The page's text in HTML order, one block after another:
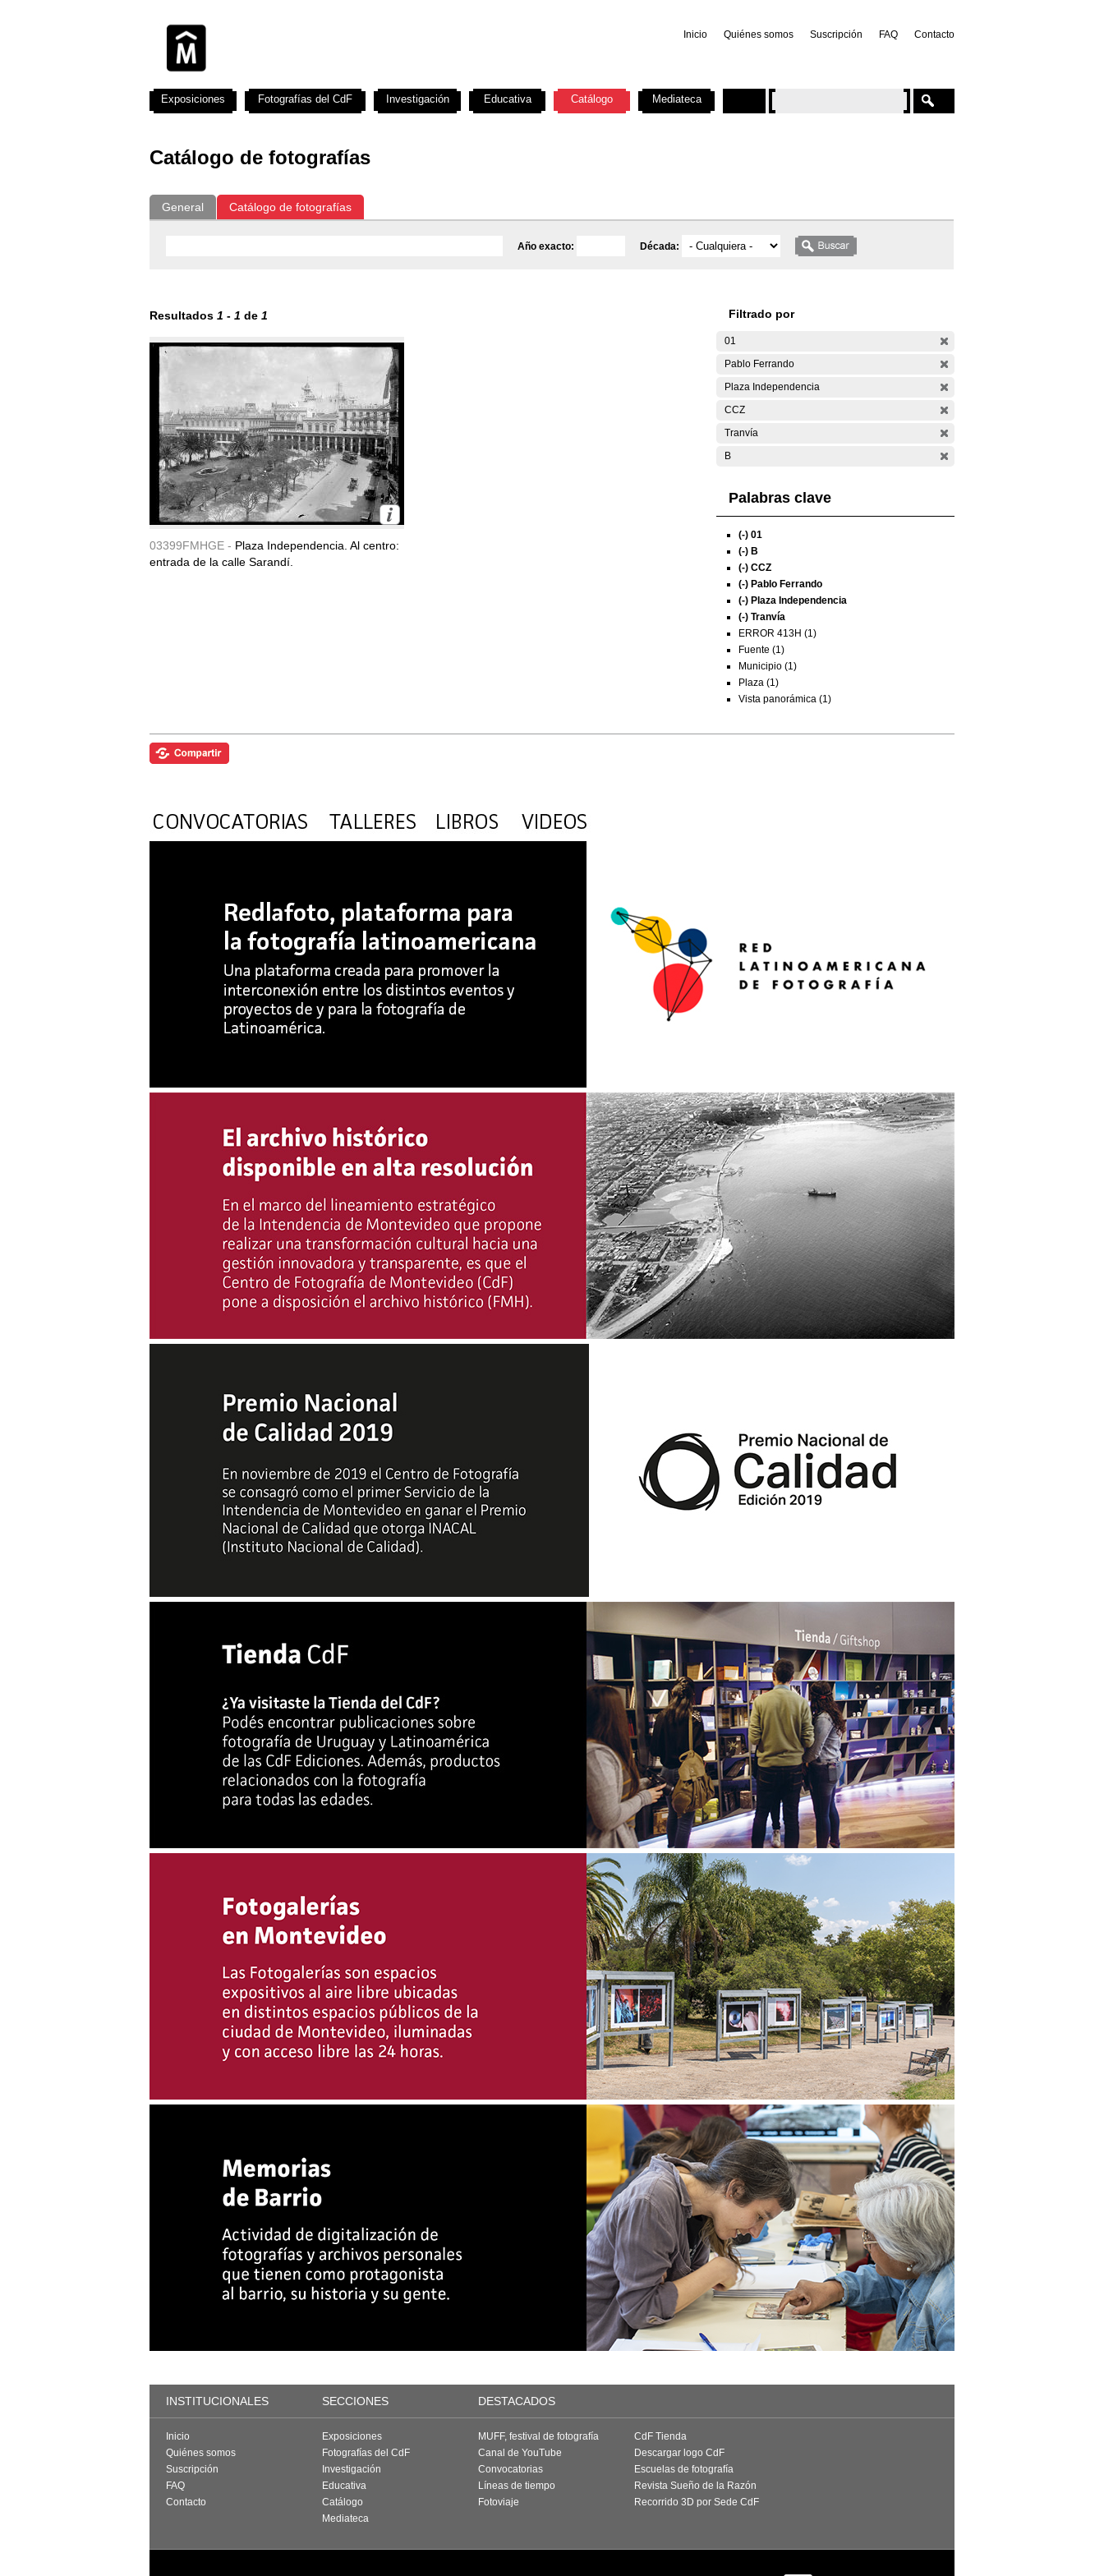
Inicio Quiénes somos Suscripción FAQ Contacto
Catálogo de fotografías
General Catálogo de fotografías
Año exacto: Década:
Resultados 1 - 1 de 1
03399FMHGE - Plaza Independencia. Al centro:
entrada de la calle Sarandí.
Filtrado por
01
Pablo Ferrando
Plaza Independencia
CCZ
Tranvía
B
Palabras clave
(-) 01
(-) B
(-) CCZ
(-) Pablo Ferrando
(-) Plaza Independencia
(-) Tranvía
ERROR 413H (1)
Fuente (1)
Municipio (1)
Plaza (1)
Vista panorámica (1)
Exposiciones Fotografías del CdF Investigación Educativa Catálogo Mediateca
INSTITUCIONALES SECCIONES DESTACADOS
Inicio
Quiénes somos
Suscripción
FAQ
Contacto
Exposiciones
Fotografías del CdF
Investigación
Educativa
Catálogo
Mediateca
MUFF, festival de fotografía
Canal de YouTube
Convocatorias
Líneas de tiempo
Fotoviaje
CdF Tienda
Descargar logo CdF
Escuelas de fotografía
Revista Sueño de la Razón
Recorrido 3D por Sede CdF